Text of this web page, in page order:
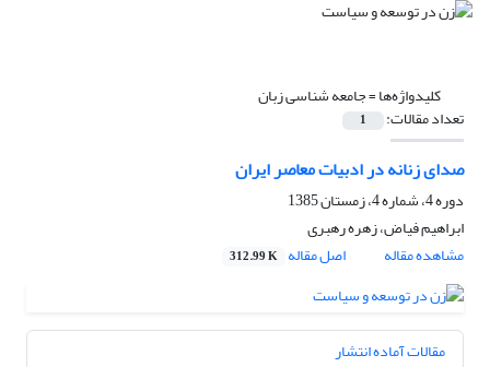
کلیدواژه‌ها =جامعه شناسی زبان
تعداد مقالات: 1
صدای زنانه در ادبیات معاصر ایران
دوره 4، شماره 4، زمستان 1385
ابراهیم فیاض، زهره رهبری
مشاهده مقاله
اصل مقاله 312.99 K
مقالات آماده انتشار